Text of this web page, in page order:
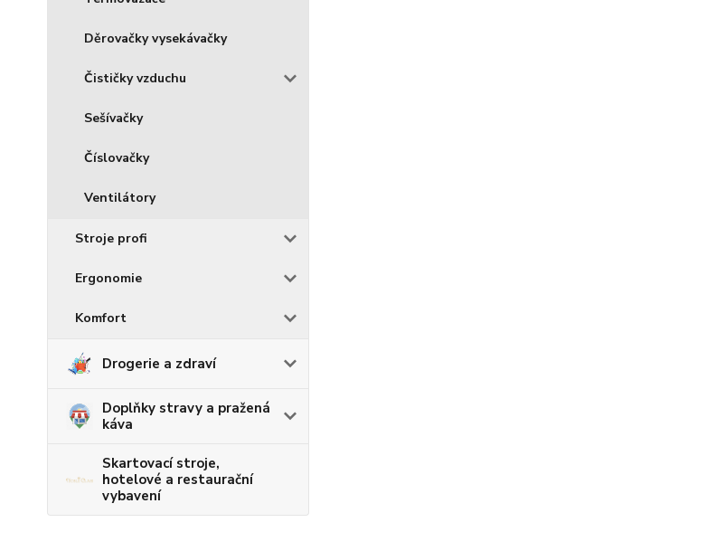
Děrovačky vysekávačky
Čističky vzduchu
Sešívačky
Číslovačky
Ventilátory
Stroje profi
Ergonomie
Komfort
Drogerie a zdraví
Doplňky stravy a pražená
káva
Skartovací stroje,
hotelové a restaurační
vybavení